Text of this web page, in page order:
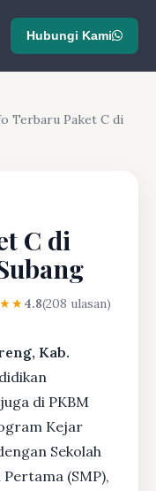
Hubungi Kami
Terbaru Paket C di
C di
4.8(208 ulasan)
Kab.
di PKBM
Kejar
Sekolah
Pertama (SMP),